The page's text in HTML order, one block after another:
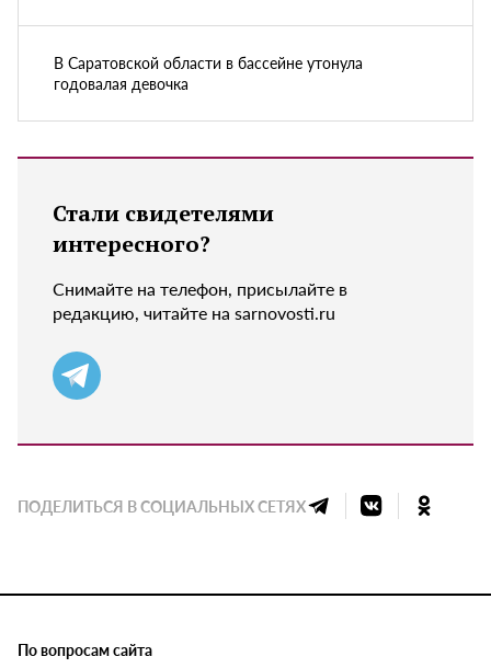
В Саратовской области в бассейне утонула
годовалая девочка
Стали свидетелями
интересного?
Снимайте на телефон, присылайте в
редакцию, читайте на sarnovosti.ru
ПОДЕЛИТЬСЯ В СОЦИАЛЬНЫХ СЕТЯХ
По вопросам сайта